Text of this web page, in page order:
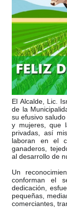
El Alcalde, Lic.
de la
su efusivo
y mujeres, que
privadas, así
laboran en el
ganaderos,
al desarrollo de
Un
conforman el
dedicación,
pequeñas,
comerciantes,